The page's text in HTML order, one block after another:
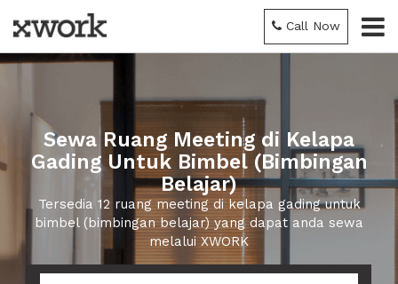
Call Now
Sewa Ruang Meeting di Kelapa
Gading Untuk Bimbel (Bimbingan
Belajar)
Tersedia 12 ruang meeting di kelapa gading untuk
bimbel (bimbingan belajar) yang dapat anda sewa
melalui XWORK